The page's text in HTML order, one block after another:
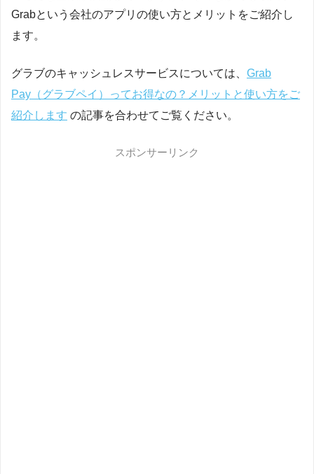
Grabという会社のアプリの使い方とメリットをご紹介し
ます。
グラブのキャッシュレスサービスについては、 Grab
Pay（グラブペイ）ってお得なの？メリットと使い方をご
紹介します の記事を合わせてご覧ください。
スポンサーリンク